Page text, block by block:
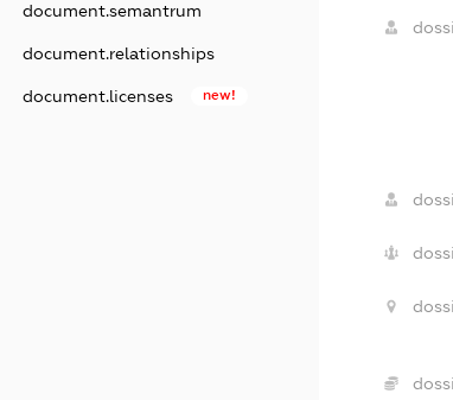
document.semantrum
document.relationships
document.licenses new!